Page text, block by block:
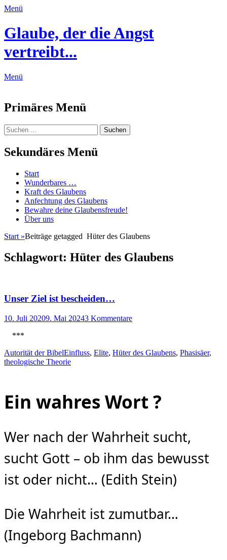
Menü
Glaube, der die Angst
vertreibt...
Menü
Primäres Menü
Zum
Inhalt
springen
Suchen
Suchen
nach:
Sekundäres Menü
Zum
Inhalt
springen
Start
Wunderbares …
Kraft des Glaubens
Anfechtung des Glaubens
Bewahre deine Glaubensfreude!
Über uns
Start »Beiträge getagged Hüter des Glaubens
Schlagwort: Hüter des Glaubens
Unser Ziel ist bescheiden…
Posted
10. Juli 20209. Mai 20243 Kommentare
***
Kategorien
Autorität der BibelSchlagworte
Einfluss, Elite, Hüter des Glaubens, Phasisäer,
theologische Theorie
Ein wahres Wort ?
Wer nach der Wahrheit sucht,
sucht Gott – ob ihm das bewusst
ist oder nicht… (Edith Stein)
Die Wahrheit ist zumutbar…
(Ingeborg Bachmann)